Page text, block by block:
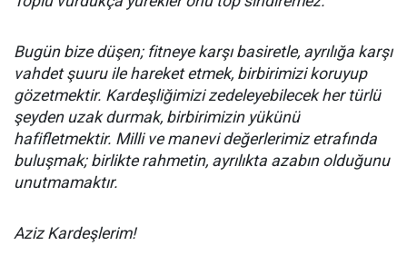
Bugün bize düşen; fitneye karşı basiretle, ayrılığa karşı
vahdet şuuru ile hareket etmek, birbirimizi koruyup
gözetmektir. Kardeşliğimizi zedeleyebilecek her türlü
şeyden uzak durmak, birbirimizin yükünü
hafifletmektir. Milli ve manevi değerlerimiz etrafında
buluşmak; birlikte rahmetin, ayrılıkta azabın olduğunu
unutmamaktır.
Aziz Kardeşlerim!